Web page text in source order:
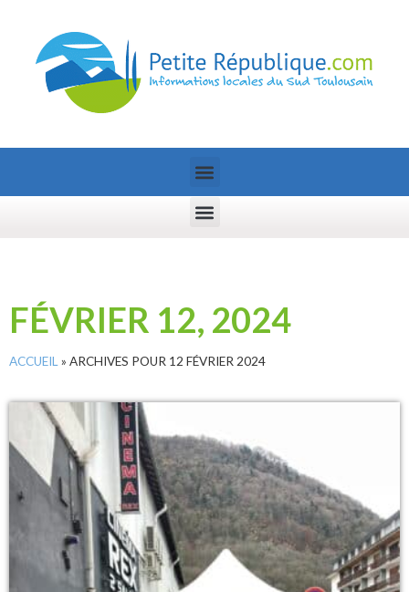
FÉVRIER 12, 2024
ACCUEIL » ARCHIVES POUR 12 FÉVRIER 2024